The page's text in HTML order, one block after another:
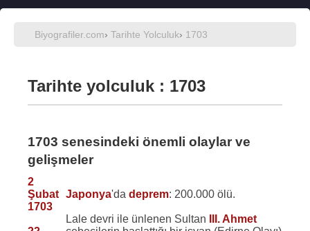
Biyografiler.com› Tarihte Yolculuk› 1703
Tarihte yolculuk : 1703
1703 senesindeki önemli olaylar ve
gelişmeler
2
Şubat
1703
Japonya'dadeprem: 200.000 ölü.
Lale devri ile ünlenen Sultan
III. Ahmet